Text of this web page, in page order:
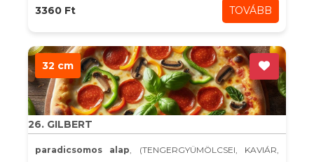
3360 Ft TOVÁBB
32 cm
26. GILBERT
paradicsomos alap, (TENGERGYÜMÖLCSEI, KAVIÁR,